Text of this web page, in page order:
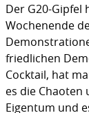
Der G20-Gipfel
Wochenende
friedlichen
Cocktail, hat
es die Chaoten
Eigentum und